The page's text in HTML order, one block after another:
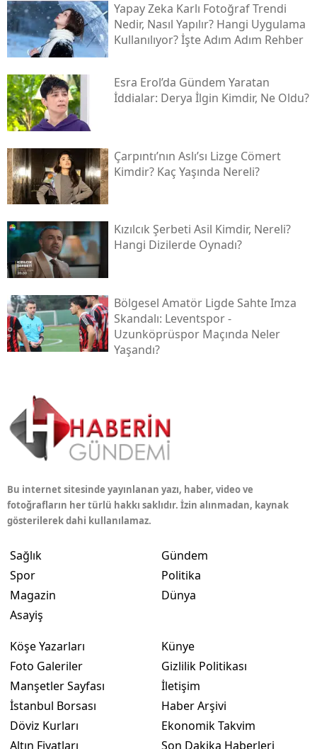
Yapay Zeka Karlı Fotoğraf Trendi
Nedir, Nasıl Yapılır? Hangi Uygulama
Kullanılıyor? İşte Adım Adım Rehber
Esra Erol’da Gündem Yaratan
İddialar: Derya İlgin Kimdir, Ne Oldu?
Çarpıntı’nın Aslı’sı Lizge Cömert
Kimdir? Kaç Yaşında Nereli?
Kızılcık Şerbeti Asil Kimdir, Nereli?
Hangi Dizilerde Oynadı?
Bölgesel Amatör Ligde Sahte Imza
Skandalı: Leventspor -
Uzunköprüspor Maçında Neler
Yaşandı?
Bu internet sitesinde yayınlanan yazı, haber, video ve
fotoğrafların her türlü hakkı saklıdır. İzin alınmadan, kaynak
gösterilerek dahi kullanılamaz.
Sağlık
Spor
Magazin
Asayiş
Gündem
Politika
Dünya
Köşe Yazarları
Foto Galeriler
Manşetler Sayfası
İstanbul Borsası
Döviz Kurları
Altın Fiyatları
Künye
Gizlilik Politikası
İletişim
Haber Arşivi
Ekonomik Takvim
Son Dakika Haberleri